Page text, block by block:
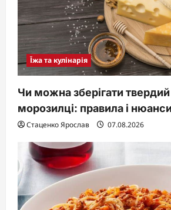
Їжа та кулінарія
Чи можна зберігати
морозилці: правила і нюанси
Стаценко Ярослав 07.08.2026